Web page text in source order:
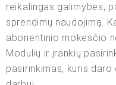
reikalingas galimybes,
sprendimų naudojimą.
abonentinio mokesčio
Modulių ir įrankių
pasirinkimas, kuris